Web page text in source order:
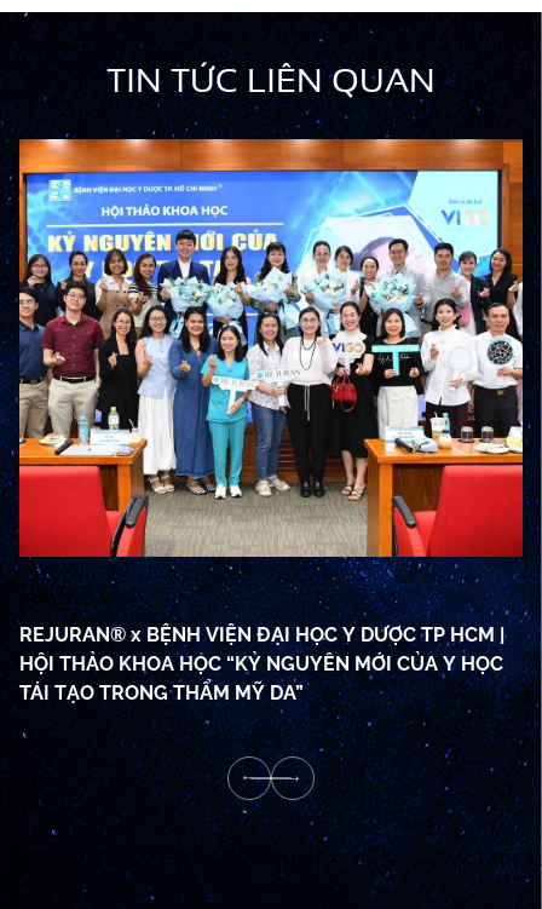
TIN TỨC LIÊN QUAN
04/12/2024
REJURAN® x BỆNH VIỆN ĐẠI HỌC Y DƯỢC TP HCM |
HỘI THẢO KHOA HỌC “KỶ NGUYÊN MỚI CỦA Y HỌC
TÁI TẠO TRONG THẨM MỸ DA”
TẤT CẢ SẢN PHẨM TẤT CẢ SẢN PHẨM TẤT CẢ SẢN PHẨM TẤT CẢ